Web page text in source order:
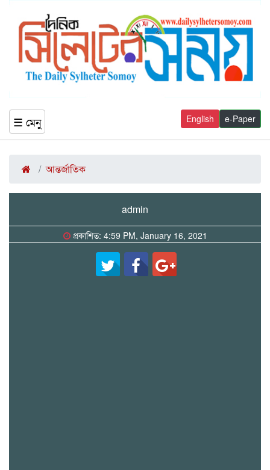
☰ মেনু e-Paper
English
আন্তর্জাতিক
admin
প্রকাশিত: 4:59 PM, January 16, 2021